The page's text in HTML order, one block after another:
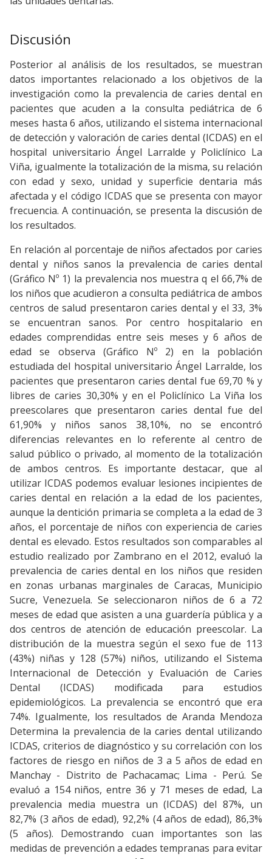
Discusión
Posterior al análisis de los resultados, se muestran
datos importantes relacionado a los objetivos de la
investigación como la prevalencia de caries dental en
pacientes que acuden a la consulta pediátrica de 6
meses hasta 6 años, utilizando el sistema internacional
de detección y valoración de caries dental (ICDAS) en el
hospital universitario Ángel Larralde y Policlínico La
Viña, igualmente la totalización de la misma, su relación
con edad y sexo, unidad y superficie dentaria más
afectada y el código ICDAS que se presenta con mayor
frecuencia. A continuación, se presenta la discusión de
los resultados.
En relación al porcentaje de niños afectados por caries
dental y niños sanos la prevalencia de caries dental
(Gráfico Nº 1) la prevalencia nos muestra q el 66,7% de
los niños que acudieron a consulta pediátrica de ambos
centros de salud presentaron caries dental y el 33, 3%
se encuentran sanos. Por centro hospitalario en
edades comprendidas entre seis meses y 6 años de
edad se observa (Gráfico Nº 2) en la población
estudiada del hospital universitario Ángel Larralde, los
pacientes que presentaron caries dental fue 69,70 % y
libres de caries 30,30% y en el Policlínico La Viña los
preescolares que presentaron caries dental fue del
61,90% y niños sanos 38,10%, no se encontró
diferencias relevantes en lo referente al centro de
salud público o privado, al momento de la totalización
de ambos centros. Es importante destacar, que al
utilizar ICDAS podemos evaluar lesiones incipientes de
caries dental en relación a la edad de los pacientes,
aunque la dentición primaria se completa a la edad de 3
años, el porcentaje de niños con experiencia de caries
dental es elevado. Estos resultados son comparables al
estudio realizado por Zambrano en el 2012, evaluó la
prevalencia de caries dental en los niños que residen
en zonas urbanas marginales de Caracas, Municipio
Sucre, Venezuela. Se seleccionaron niños de 6 a 72
meses de edad que asisten a una guardería pública y a
dos centros de atención de educación preescolar. La
distribución de la muestra según el sexo fue de 113
(43%) niñas y 128 (57%) niños, utilizando el Sistema
Internacional de Detección y Evaluación de Caries
Dental (ICDAS) modificada para estudios
epidemiológicos. La prevalencia se encontró que era
74%. Igualmente, los resultados de Aranda Mendoza
Determina la prevalencia de la caries dental utilizando
ICDAS, criterios de diagnóstico y su correlación con los
factores de riesgo en niños de 3 a 5 años de edad en
Manchay - Distrito de Pachacamac; Lima - Perú. Se
evaluó a 154 niños, entre 36 y 71 meses de edad, La
prevalencia media muestra un (ICDAS) del 87%, un
82,7% (3 años de edad), 92,2% (4 años de edad), 86,3%
(5 años). Demostrando cuan importantes son las
medidas de prevención a edades tempranas para evitar